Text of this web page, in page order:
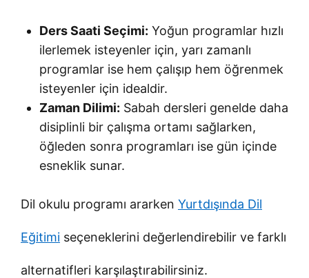
Ders Saati Seçimi: Yoğun programlar hızlı
ilerlemek isteyenler için, yarı zamanlı
programlar ise hem çalışıp hem öğrenmek
isteyenler için idealdir.
Zaman Dilimi: Sabah dersleri genelde daha
disiplinli bir çalışma ortamı sağlarken,
öğleden sonra programları ise gün içinde
esneklik sunar.
Dil okulu programı ararken Yurtdışında Dil
Eğitimi seçeneklerini değerlendirebilir ve farklı
alternatifleri karşılaştırabilirsiniz.